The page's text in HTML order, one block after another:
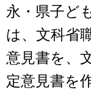
永・県子ど
は、文科省
意見書を、
定意見書を